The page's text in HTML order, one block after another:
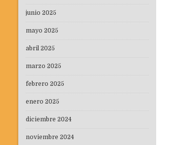
junio 2025
mayo 2025
abril 2025
marzo 2025
febrero 2025
enero 2025
diciembre 2024
noviembre 2024